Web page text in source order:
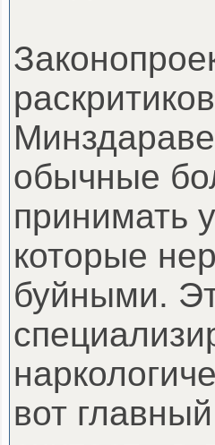
обычные
принимать
которые
буйными.
вот